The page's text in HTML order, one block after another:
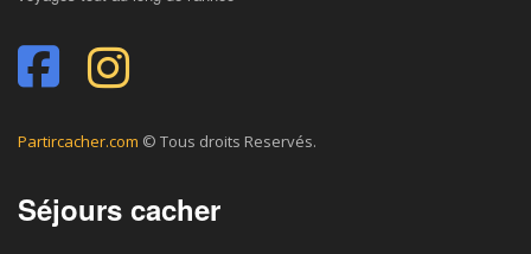
Partircacher.com © Tous droits Reservés.
Séjours cacher